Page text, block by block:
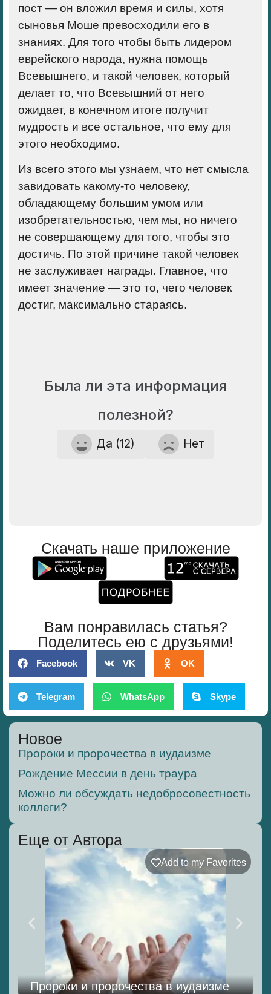
пост — он вложил время и силы, хотя
сыновья Моше превосходили его в
знаниях. Для того чтобы быть лидером
еврейского народа, нужна помощь
Всевышнего, и такой человек, который
делает то, что Всевышний от него
ожидает, в конечном итоге получит
мудрость и все остальное, что ему для
этого необходимо.
Из всего этого мы узнаем, что нет смысла
завидовать какому-то человеку,
обладающему большим умом или
изобретательностью, чем мы, но ничего
не совершающему для того, чтобы это
достичь. По этой причине такой человек
не заслуживает награды. Главное, что
имеет значение — это то, чего человек
достиг, максимально стараясь.
Была ли эта информация
полезной?
Да (12) Нет
Скачать наше приложение
Вам понравилась статья?
Поделитесь ею с друзьями!
Facebook VK OK
Telegram WhatsApp Skype
Новое
Пророки и пророчества в иудаизме
Рождение Мессии в день траура
Можно ли обсуждать недобросовестность
коллеги?
Еще от Автора
Add to my Favorites
Пророки и пророчества в иудаизме